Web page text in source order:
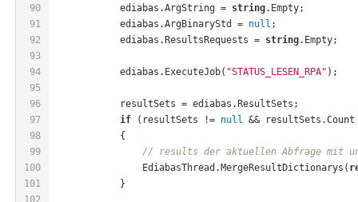
90
91
92
93
94
95
96
97
98
99
100
101
102
            ediabas.ArgString =
string.Empty;
            ediabas.ArgBinaryStd =
null ;
            ediabas.ResultsRequests =
string.Empty;
            ediabas.ExecuteJob(
"STATUS_LESEN_RPA" );
            resultSets = ediabas.ResultSets;
if (resultSets != null &&
            {
// results der aktuellen Abfrage mit
                EdiabasThread.MergeResultDictionarys(
            }